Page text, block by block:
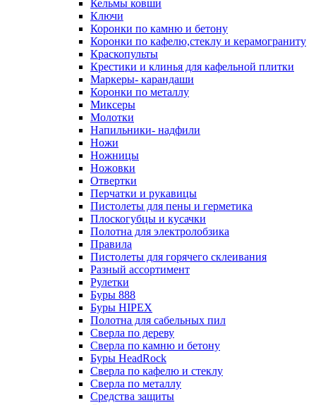
Кельмы ковши
Ключи
Коронки по камню и бетону
Коронки по кафелю,стеклу и керамограниту
Краскопульты
Крестики и клинья для кафельной плитки
Маркеры- карандаши
Коронки по металлу
Миксеры
Молотки
Напильники- надфили
Ножи
Ножницы
Ножовки
Отвертки
Перчатки и рукавицы
Пистолеты для пены и герметика
Плоскогубцы и кусачки
Полотна для электролобзика
Правила
Пистолеты для горячего склеивания
Разный ассортимент
Рулетки
Буры 888
Буры HIPEX
Полотна для сабельных пил
Сверла по дереву
Сверла по камню и бетону
Буры HeadRock
Сверла по кафелю и стеклу
Сверла по металлу
Средства защиты